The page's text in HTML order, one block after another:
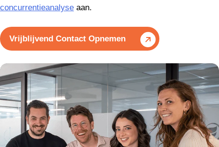
concurrentieanalyse aan.
Vrijblijvend Contact Opnemen